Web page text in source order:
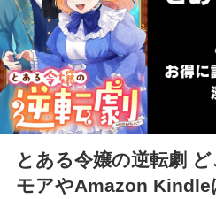
とある令嬢の逆転劇
モアやAmazon Kindle